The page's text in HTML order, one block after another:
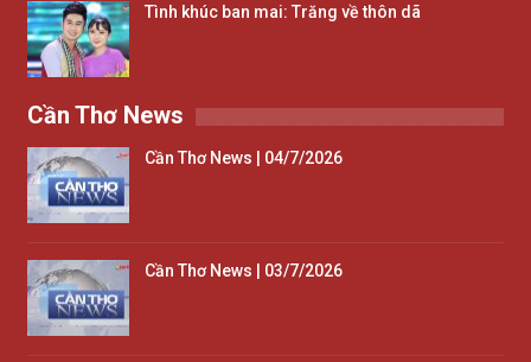
Tình khúc ban mai: Trăng về thôn dã
Cần Thơ News
Cần Thơ News | 04/7/2026
Cần Thơ News | 03/7/2026